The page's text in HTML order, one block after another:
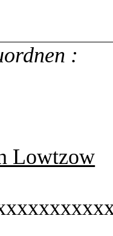
:
Lowtzow